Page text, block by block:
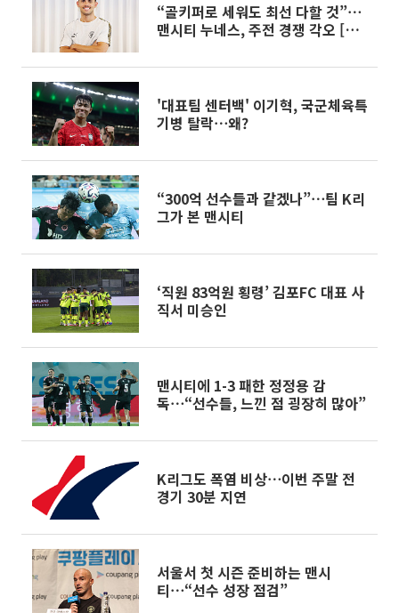
“골키퍼로 세워도 최선 다할 것”⋯
맨시티 누네스, 주전 경쟁 각오 [인
'대표팀 센터백' 이기혁, 국군체육특
기병 탈락⋯왜?
“300억 선수들과 같겠나”⋯팀 K리
그가 본 맨시티
‘직원 83억원 횡령’ 김포FC 대표 사
직서 미승인
맨시티에 1-3 패한 정정용 감
독⋯“선수들, 느낀 점 굉장히 많아”
K리그도 폭염 비상⋯이번 주말 전
경기 30분 지연
서울서 첫 시즌 준비하는 맨시
티⋯“선수 성장 점검”